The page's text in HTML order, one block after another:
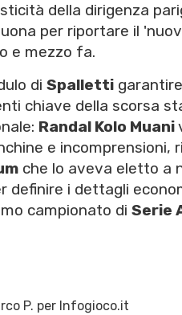
della dirigenza
per riportare il
e mezzo fa.
di Spalletti
chiave della scorsa
Randal Kolo Muani
e incomprensioni,
che lo aveva eletto a
definire i dettagli
campionato di Serie
P. per Infogioco.it